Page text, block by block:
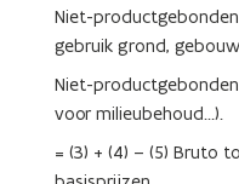
Niet-
gebruik grond,
Niet-
voor milieubehoud…).
= (3) + (4) – (5) Bruto